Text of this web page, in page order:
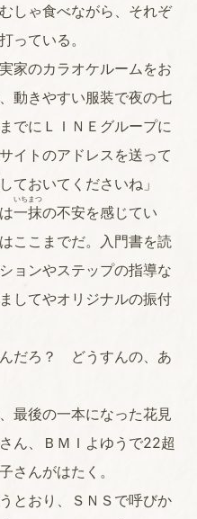
しゃ食べながら、それぞ
っている。
家のカラオケルームをお
動きやすい服装で夜の七
でにＬＩＮＥグループに
イトのアドレスを送って
ておいてくださいね」
一抹
いちまつ
の不安を感じてい
ここまでだ。入門書を読
ョンやステップの指導な
してやオリジナルの振付
んだろ？ どうすんの、あ
最後の一本になった花見
ん、ＢＭＩよゆうで22超
さんがはたく。
とおり、ＳＮＳで呼びか